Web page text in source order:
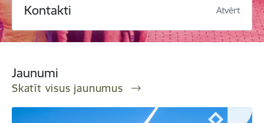
Kontakti Atvērt
Jaunumi
Skatīt visus jaunumus